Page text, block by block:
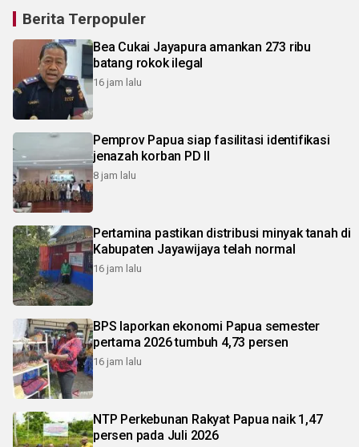
Berita Terpopuler
Bea Cukai Jayapura amankan 273 ribu
batang rokok ilegal
16 jam lalu
Pemprov Papua siap fasilitasi identifikasi
jenazah korban PD II
8 jam lalu
Pertamina pastikan distribusi minyak tanah di
Kabupaten Jayawijaya telah normal
16 jam lalu
BPS laporkan ekonomi Papua semester
pertama 2026 tumbuh 4,73 persen
16 jam lalu
NTP Perkebunan Rakyat Papua naik 1,47
persen pada Juli 2026